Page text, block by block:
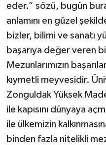
eder.” sözü, bugün
anlamını en güzel
bizler, bilimi ve sanatı
başarıya değer veren
Mezunlarımızın
kıymetli meyvesidir.
Zonguldak Yüksek
ile kapısını dünyaya
ile ülkemizin
binden fazla nitelikli